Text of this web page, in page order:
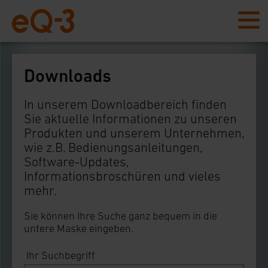
Downloads
In unserem Downloadbereich finden
Sie aktuelle Informationen zu unseren
Produkten und unserem Unternehmen,
wie z.B. Bedienungsanleitungen,
Software-Updates,
Informationsbroschüren und vieles
mehr.
Sie können Ihre Suche ganz bequem in die
untere Maske eingeben.
Ihr Suchbegriff